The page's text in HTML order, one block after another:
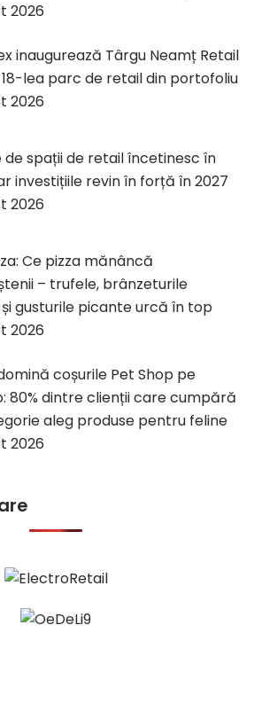
2026
inaugurează Târgu Neamț Retail
18-lea parc de retail din portofoliu
2026
de spații de retail încetinesc în
investițiile revin în forță în 2027
2026
Ce pizza mănâncă
– trufele, brânzeturile
gusturile picante urcă în top
2026
coșurile Pet Shop pe
80% dintre clienții care cumpără
aleg produse pentru feline
2026